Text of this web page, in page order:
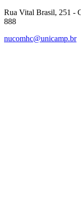
Rua Vital Brasil, 251 -
888
nucomhc@unicamp.br